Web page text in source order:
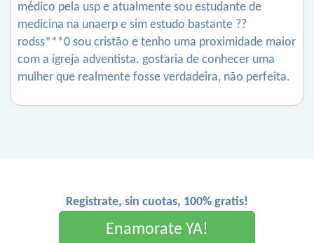
médico pela usp e atualmente sou estudante de
medicina na unaerp e sim estudo bastante ??
rodss***0 sou cristão e tenho uma proximidade maior
com a igreja adventista. gostaria de conhecer uma
mulher que realmente fosse verdadeira, não perfeita.
Registrate, sin cuotas, 100% gratis!
Enamorate YA!